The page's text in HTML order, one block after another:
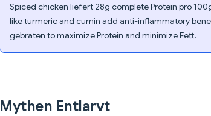
Spiced chicken liefert 28g complete Protein pro
like turmeric and cumin add anti-inflammatory
gebraten to maximize Protein and minimize Fett.
Mythen Entlarvt